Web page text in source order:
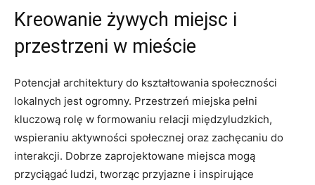
Kreowanie ⁢żywych miejsc⁣ i​
przestrzeni w mieście
Potencjał architektury ‍do kształtowania społeczności
‌lokalnych jest ⁣ogromny.‍ Przestrzeń miejska ‌pełni
kluczową rolę w formowaniu relacji⁤ międzyludzkich,
⁤wspieraniu⁣ aktywności społecznej oraz zachęcaniu do
interakcji. ‍Dobrze zaprojektowane ⁤miejsca ​mogą
⁤przyciągać ludzi, tworząc przyjazne i‍ inspirujące